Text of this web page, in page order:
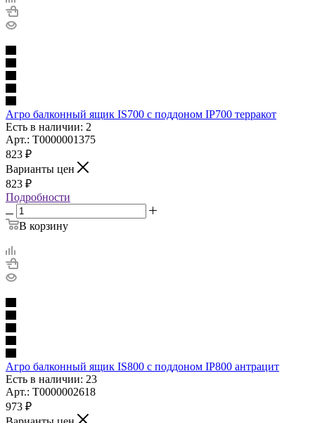
Агро балконный ящик IS700 с поддоном IP700 терракот
Есть в наличии: 2
Арт.: Т0000001375
823 ₽
Варианты цен
823 ₽
Подробности
В корзину
Агро балконный ящик IS800 с поддоном IP800 антрацит
Есть в наличии: 23
Арт.: Т0000002618
973 ₽